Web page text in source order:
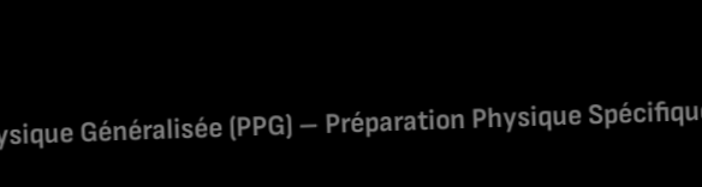
(PPG) – Préparation Physique Spécifique (PPS)